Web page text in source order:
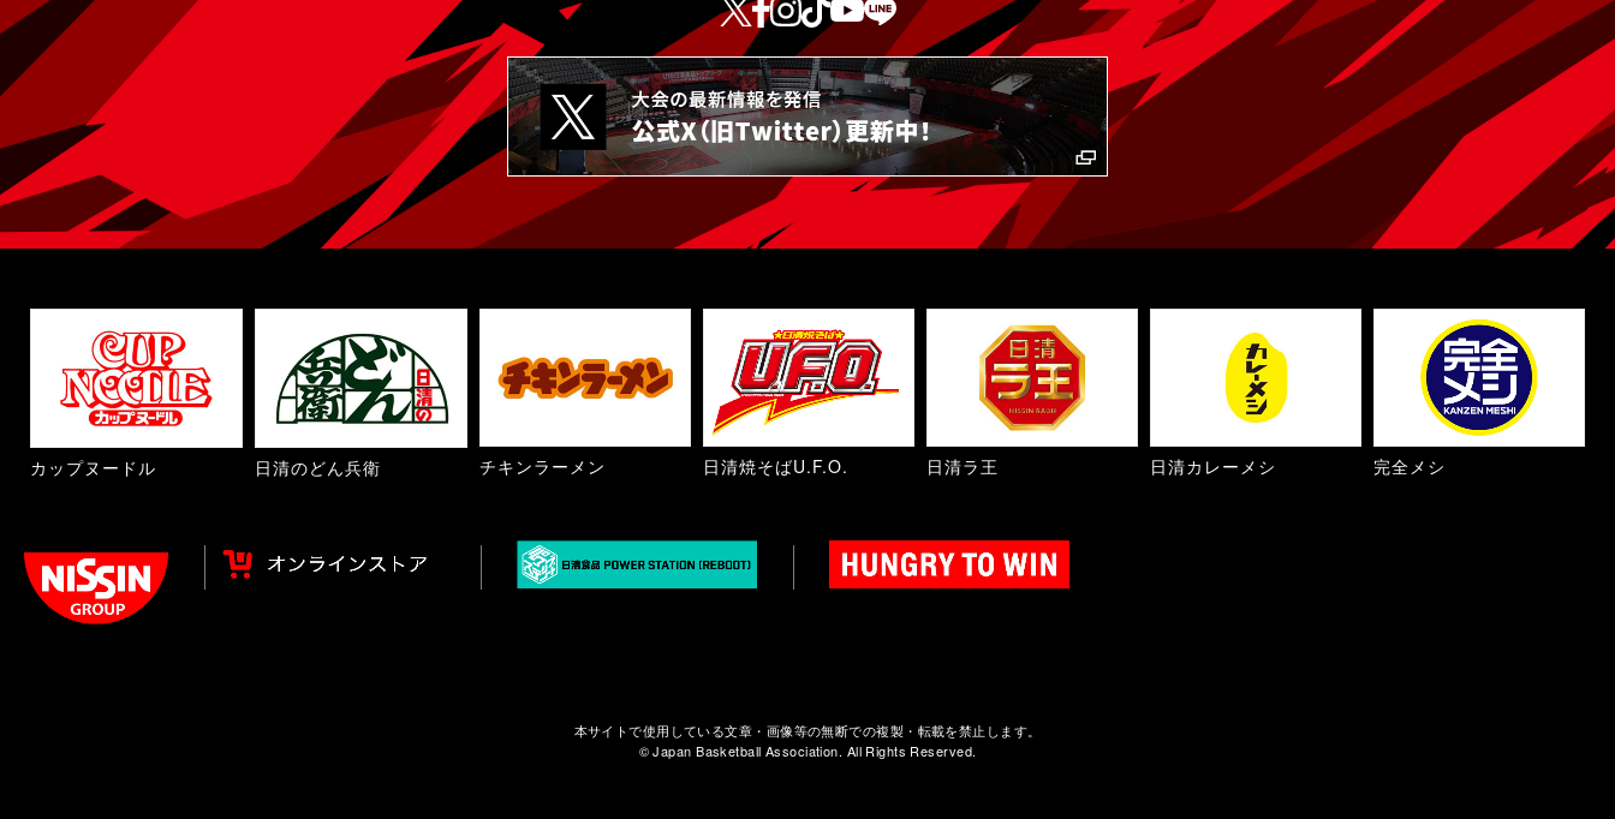
カップヌードル 日清のどん兵衛 チキンラーメン 日清焼そばU.F.O. 日清ラ王 日清カレーメシ 完全メシ
本サイトで使用している文章・画像等の無断での複製・転載を禁止します。
© Japan Basketball Association. All Rights Reserved.